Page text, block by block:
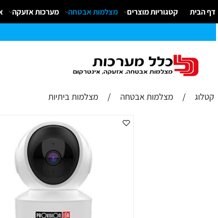
קטגוריות מוצרים מצלמות אבטחה מערכות אזעקה
/ מצלמות אבטחה / מצלמות ביתיות